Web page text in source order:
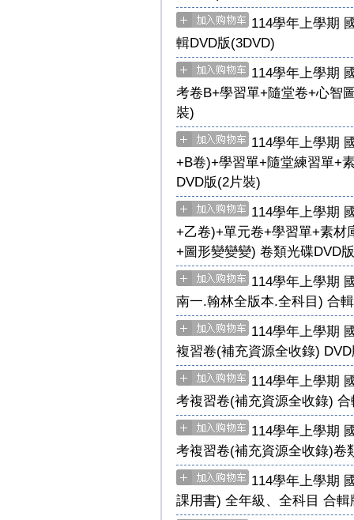
114學年上學期
輯DVD版(3DVD)
114學年上學期
考卷B+學習單+隨堂卷+心智
裝)
114學年上學期
+B卷)+學習單+隨堂練習單+
DVD版(2片裝)
114學年上學期
+乙卷)+單元卷+學習單+素材
+圖形變變變) 卷類光碟DVD
114學年上學期
南一.翰林全版本.全科目) 合
114學年上學期
複習卷(補充資源全收錄)
114學年上學期
考複習卷(補充資源全收錄) 合
114學年上學期
考複習卷(補充資源全收錄)卷
114學年上學期
課用書) 全年級、全科目 合輯